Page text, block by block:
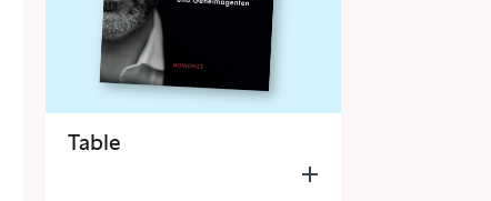
Table